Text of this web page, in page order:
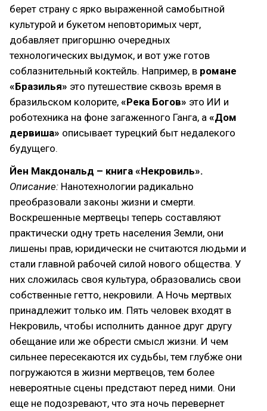
берет страну с ярко выраженной самобытной
культурой и букетом неповторимых черт,
добавляет пригоршню очередных
технологических выдумок, и вот уже готов
соблазнительный коктейль. Например, в романе
«Бразилья» это путешествие сквозь время в
бразильском колорите, «Река Богов» это ИИ и
роботехника на фоне загаженного Ганга, а «Дом
дервиша» описывает турецкий быт недалекого
будущего.
Йен Макдональд – книга «Некровиль».
Описание: Нанотехнологии радикально
преобразовали законы жизни и смерти.
Воскрешенные мертвецы теперь составляют
практически одну треть населения Земли, они
лишены прав, юридически не считаются людьми и
стали главной рабочей силой нового общества. У
них сложилась своя культура, образовались свои
собственные гетто, некровили. А Ночь мертвых
принадлежит только им. Пять человек входят в
Некровиль, чтобы исполнить данное друг другу
обещание или же обрести смысл жизни. И чем
сильнее пересекаются их судьбы, тем глубже они
погружаются в жизни мертвецов, тем более
невероятные сцены предстают перед ними. Они
еще не подозревают, что эта ночь перевернет